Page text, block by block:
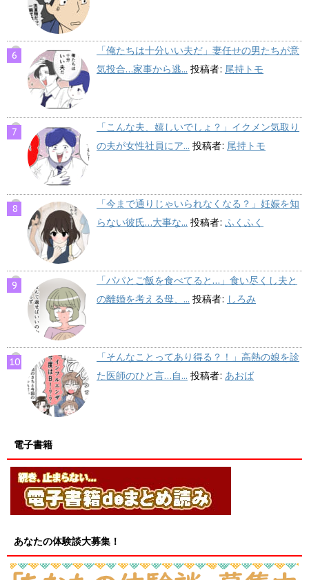
「俺たちは十分いい夫だ」妻任せの男たちが意
気投合…家事から逃... 投稿者: 尾持トモ
「こんな夫、嬉しいでしょ？」イクメン気取り
の夫が女性社員にア... 投稿者: 尾持トモ
「今まで通りじゃいられなくなる？」妊娠を知
らない彼氏…大事な... 投稿者: ふくふく
「パパとご飯を食べてると…」食い尽くし夫と
の離婚を考える母、... 投稿者: しろみ
「そんなことってあり得る？！」高熱の娘を診
た医師のひと言…自... 投稿者: あおば
電子書籍
あなたの体験談大募集！